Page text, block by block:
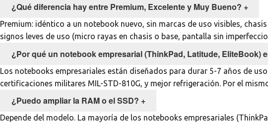
¿Qué diferencia hay entre Premium, Excelente y Muy Bueno? +
Premium: idéntico a un notebook nuevo, sin marcas de uso visibles,
signos leves de uso (micro rayas en chasis o base, pantalla sin
¿Por qué un notebook empresarial (ThinkPad, Latitude, EliteBook)
Los notebooks empresariales están diseñados para durar 5-7 años de
certificaciones militares MIL-STD-810G, y mejor refrigeración. Por el
¿Puedo ampliar la RAM o el SSD? +
Depende del modelo. La mayoría de los notebooks empresariales